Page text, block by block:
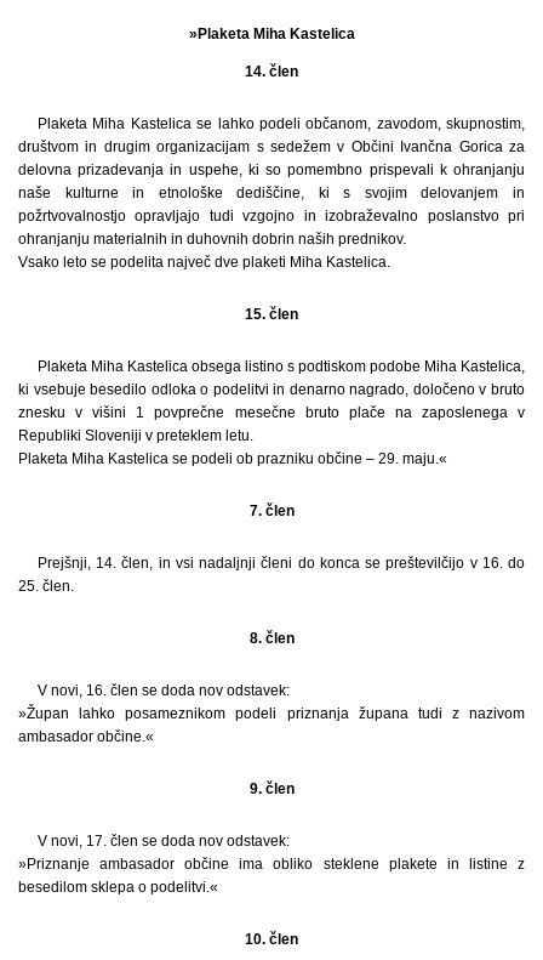
»Plaketa Miha Kastelica
14. člen
Plaketa Miha Kastelica se lahko podeli občanom, zavodom, skupnostim,
društvom in drugim organizacijam s sedežem v Občini Ivančna Gorica za
delovna prizadevanja in uspehe, ki so pomembno prispevali k ohranjanju
naše kulturne in etnološke dediščine, ki s svojim delovanjem in
požrtvovalnostjo opravljajo tudi vzgojno in izobraževalno poslanstvo pri
ohranjanju materialnih in duhovnih dobrin naših prednikov.
Vsako leto se podelita največ dve plaketi Miha Kastelica.
15. člen
Plaketa Miha Kastelica obsega listino s podtiskom podobe Miha Kastelica,
ki vsebuje besedilo odloka o podelitvi in denarno nagrado, določeno v bruto
znesku v višini 1 povprečne mesečne bruto plače na zaposlenega v
Republiki Sloveniji v preteklem letu.
Plaketa Miha Kastelica se podeli ob prazniku občine – 29. maju.«
7. člen
Prejšnji, 14. člen, in vsi nadaljnji členi do konca se preštevilčijo v 16. do
25. člen.
8. člen
V novi, 16. člen se doda nov odstavek:
»Župan lahko posameznikom podeli priznanja župana tudi z nazivom
ambasador občine.«
9. člen
V novi, 17. člen se doda nov odstavek:
»Priznanje ambasador občine ima obliko steklene plakete in listine z
besedilom sklepa o podelitvi.«
10. člen